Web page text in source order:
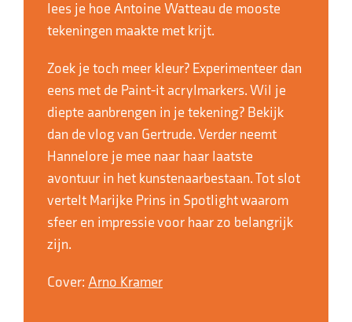
lees je hoe Antoine Watteau de mooste
tekeningen maakte met krijt.
Zoek je toch meer kleur? Experimenteer dan
eens met de Paint-it acrylmarkers. Wil je
diepte aanbrengen in je tekening? Bekijk
dan de vlog van Gertrude. Verder neemt
Hannelore je mee naar haar laatste
avontuur in het kunstenaarbestaan. Tot slot
vertelt Marijke Prins in Spotlight waarom
sfeer en impressie voor haar zo belangrijk
zijn.
Cover: Arno Kramer